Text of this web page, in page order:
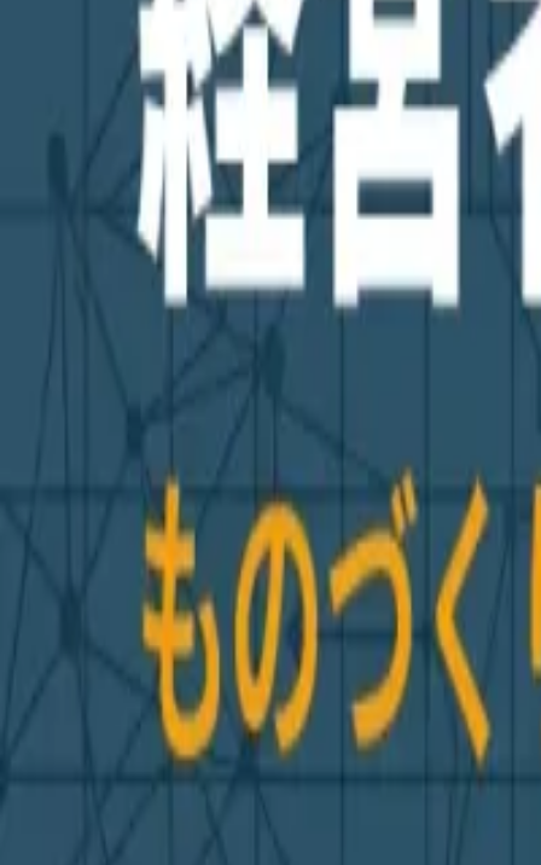
AI・システム開発相談